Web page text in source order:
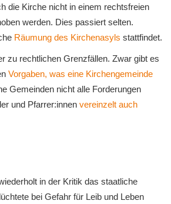
die Kirche nicht in einem rechtsfreien
werden. Dies passiert selten.
Räumung des Kirchenasyls stattfindet.
zu rechtlichen Grenzfällen. Zwar gibt es
Vorgaben, was eine Kirchengemeinde
Gemeinden nicht alle Forderungen
und Pfarrer:innen vereinzelt auch
in der Kritik das staatliche
bei Gefahr für Leib und Leben